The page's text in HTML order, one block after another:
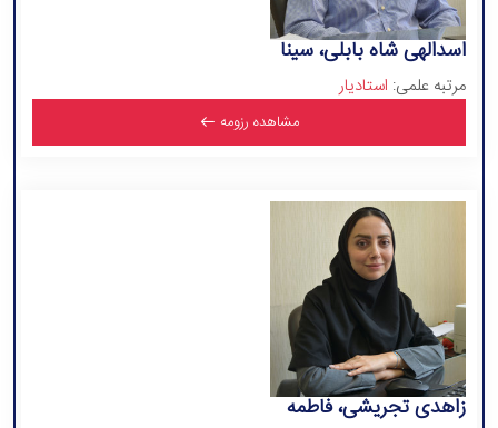
اسدالهی شاه بابلی، سینا
مرتبه علمی: استادیار
مشاهده رزومه
زاهدی تجریشی، فاطمه